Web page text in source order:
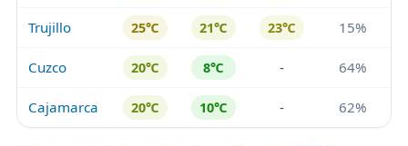
Trujillo 25℃ 21℃ 23℃ 15%
Cuzco 20℃ 8℃ - 64%
Cajamarca 20℃ 10℃ - 62%